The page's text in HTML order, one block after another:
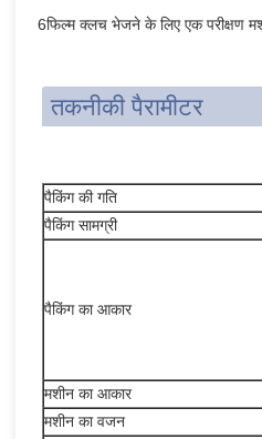
6फिल्म क्लच भेजने के लिए एक परीक्षण
तकनीकी पैरामीटर
पैकिंग की गति
पैकिंग सामग्री
पैकिंग का आकार
मशीन का आकार
मशीन का वजन